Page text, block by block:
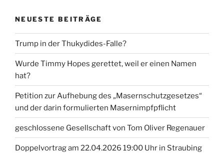
NEUESTE BEITRÄGE
Trump in der Thukydides-Falle?
Wurde Timmy Hopes gerettet, weil er einen Namen
hat?
Petition zur Aufhebung des „Masernschutzgesetzes“
und der darin formulierten Masernimpfpflicht
geschlossene Gesellschaft von Tom Oliver Regenauer
Doppelvortrag am 22.04.2026 19:00 Uhr in Straubing